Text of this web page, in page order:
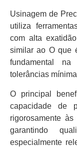
Usinagem de
utiliza
com alta
similar ao O que
fundamental
tolerâncias
O principal
capacidade de
rigorosamente
garantindo
especialmente